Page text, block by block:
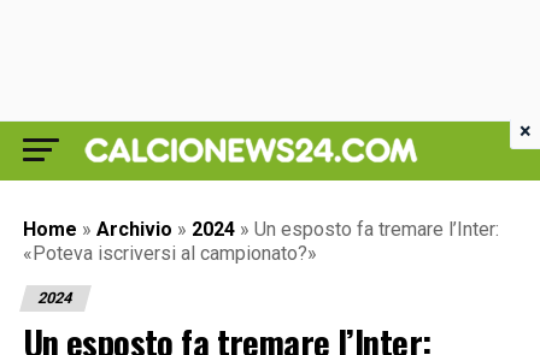
Home » Archivio » 2024 » Un esposto fa tremare l’Inter:
«Poteva iscriversi al campionato?»
2024
Un esposto fa tremare l’Inter:
×